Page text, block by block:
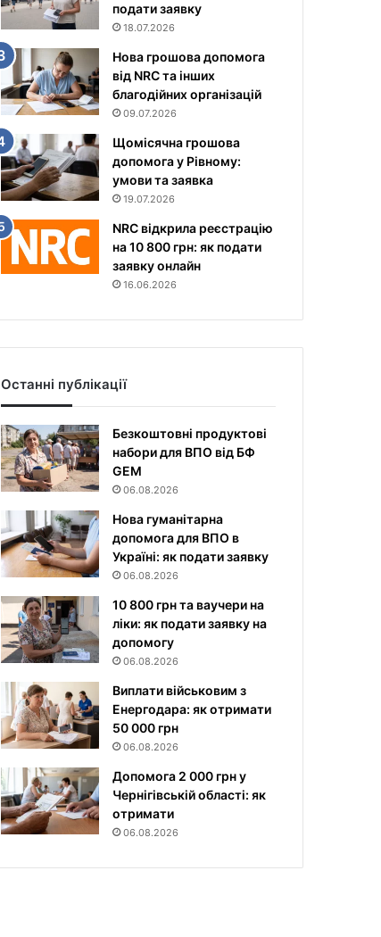
подати заявку
18.07.2026
Нова грошова допомога
від NRC та інших
благодійних організацій
09.07.2026
Щомісячна грошова
допомога у Рівному:
умови та заявка
19.07.2026
NRC відкрила реєстрацію
на 10 800 грн: як подати
заявку онлайн
16.06.2026
Останні публікації
Безкоштовні продуктові
набори для ВПО від БФ
GEM
06.08.2026
Нова гуманітарна
допомога для ВПО в
Україні: як подати заявку
06.08.2026
10 800 грн та ваучери на
ліки: як подати заявку на
допомогу
06.08.2026
Виплати військовим з
Енергодара: як отримати
50 000 грн
06.08.2026
Допомога 2 000 грн у
Чернігівській області: як
отримати
06.08.2026